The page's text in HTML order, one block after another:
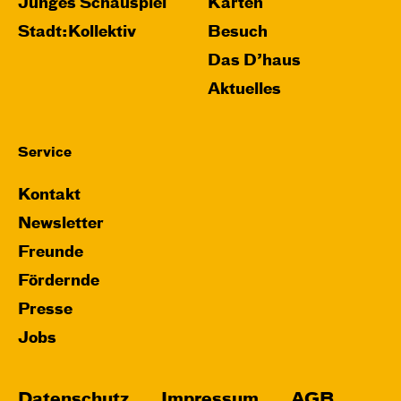
Bin gleich fertig!
nach dem Bilderbuch von Martin Baltscheit
und Anne-Kathrin Behl
Junges Schauspiel
Stadt:Kollektiv
Karten
Besuch
Das D’haus
Aktuelles
Service
Kontakt
Newsletter
Freunde
Fördernde
Presse
Jobs